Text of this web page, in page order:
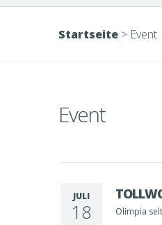
Startseite > Event
Event
JULI
18 Olimpia